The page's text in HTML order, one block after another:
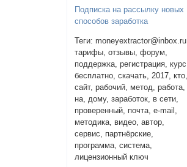
Подписка на рассылку новых
способов заработка
Теги:
тарифы, отзывы, форум,
поддержка, регистрация,
бесплатно, скачать, 2017,
сайт, рабочий, метод, работа,
на, дому, заработок, в сети,
проверенный, почта, e-mail,
методика, видео, автор,
сервис, партнёрские,
программа, система,
лицензионный ключ